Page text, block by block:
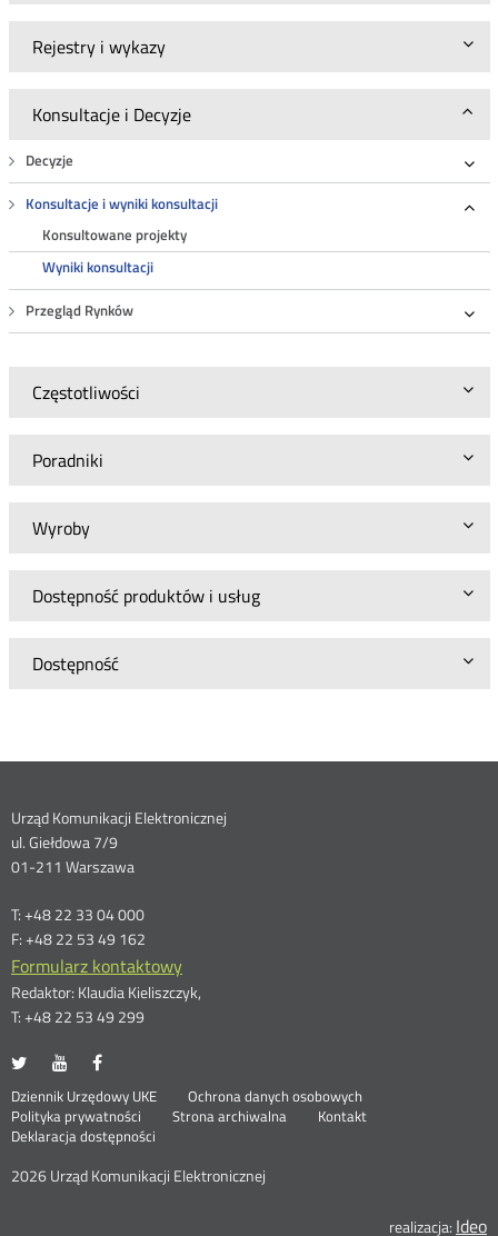
Rejestry i wykazy
Konsultacje i Decyzje
Decyzje
Konsultacje i wyniki konsultacji
Konsultowane projekty
Wyniki konsultacji
Przegląd Rynków
Częstotliwości
Poradniki
Wyroby
Dostępność produktów i usług
Dostępność
Dane
kontaktowe
Urząd Komunikacji Elektronicznej
ul. Giełdowa 7/9
01-211 Warszawa
T: +48 22 33 04 000
F: +48 22 53 49 162
Formularz kontaktowy
Redaktor: Klaudia Kieliszczyk,
T: +48 22 53 49 299
UKE
portalu
Twitter
Otwórz
nowym
oknie
UKE
portalu
Youtube
Otwórz
nowym
oknie
portalu
Facebook
nowym
oknie
Stopka
menu
Dziennik Urzędowy UKE Otwórz
Ochrona danych osobowych
Polityka prywatności
Otwórz
w
oknie
Strona archiwalna
Kontakt
Deklaracja dostępności
2026 Urząd Komunikacji Elektronicznej
realizacja: Ideo